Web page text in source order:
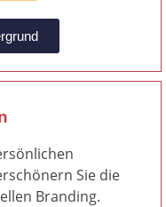
Sie die
Branding.